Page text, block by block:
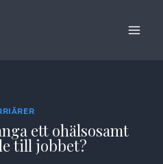
ett ohälsosamt
till jobbet?